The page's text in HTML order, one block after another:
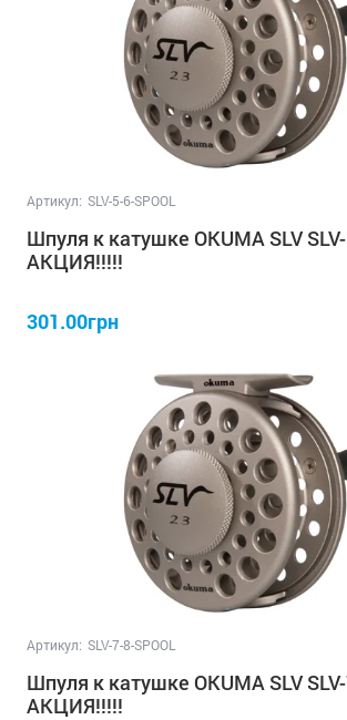
Артикул: SLV-5-6-SPOOL
Шпуля к катушке OKUMA SLV
АКЦИЯ!!!!!
301.00грн
Артикул: SLV-7-8-SPOOL
Шпуля к катушке OKUMA SLV
АКЦИЯ!!!!!